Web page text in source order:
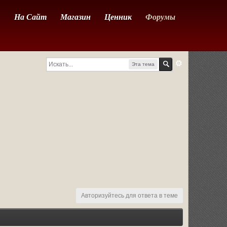
На Сайт Магазин Ценник Форумы
Эта тема
Авторизуйтесь для ответа в теме